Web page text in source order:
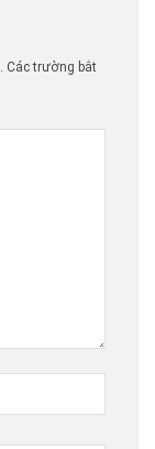
Các trường bắt